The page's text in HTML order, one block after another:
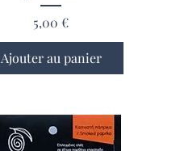
Prix
5,00 €
Ajouter au panier